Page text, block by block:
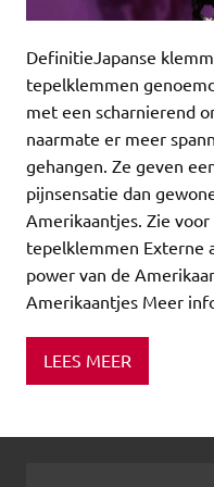
DefinitieJapanse
tepelklemmen
met een scharnierend
naarmate er meer
gehangen. Ze geven
pijnsensatie dan
Amerikaantjes. Zie
tepelklemmen Externe
power van de
Amerikaantjes Meer
LEES MEER